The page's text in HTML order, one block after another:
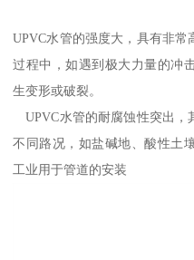
UPVC水管的强度大，具有非
过程中，如遇到极大力量的冲
生变形或破裂。
UPVC水管的耐腐蚀性突出，
不同路况，如盐碱地、酸性土
工业用于管道的安装